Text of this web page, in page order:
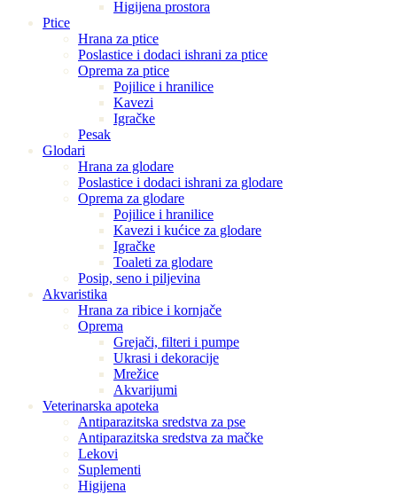
Higijena prostora
Ptice
Hrana za ptice
Poslastice i dodaci ishrani za ptice
Oprema za ptice
Pojilice i hranilice
Kavezi
Igračke
Pesak
Glodari
Hrana za glodare
Poslastice i dodaci ishrani za glodare
Oprema za glodare
Pojilice i hranilice
Kavezi i kućice za glodare
Igračke
Toaleti za glodare
Posip, seno i piljevina
Akvaristika
Hrana za ribice i kornjače
Oprema
Grejači, filteri i pumpe
Ukrasi i dekoracije
Mrežice
Akvarijumi
Veterinarska apoteka
Antiparazitska sredstva za pse
Antiparazitska sredstva za mačke
Lekovi
Suplementi
Higijena